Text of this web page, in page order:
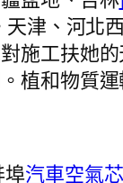
津、河北
施工扶她
植和物質
埠汽車空氣芯